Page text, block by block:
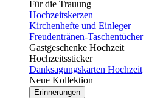
Für die Trauung
Hochzeitskerzen
Kirchenhefte und Einleger
Freudentränen-Taschentücher
Gastgeschenke Hochzeit
Hochzeitssticker
Danksagungskarten Hochzeit
Neue Kollektion
Erinnerungen